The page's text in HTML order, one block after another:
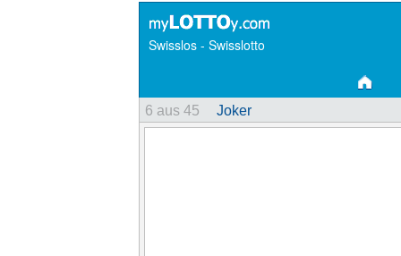
Swisslos - Swisslotto
6 aus 45 Joker